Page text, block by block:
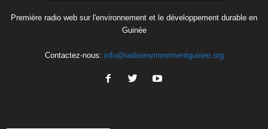
Première radio web sur l'environnement et le développement durable en
Guinée
Contactez-nous: info@radioenvironementguinee.org